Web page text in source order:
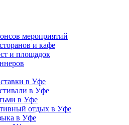
мероприятий
и кафе
и площадок
в Уфе
в Уфе
в Уфе
отдых в Уфе
в Уфе